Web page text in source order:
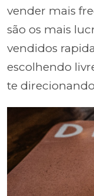
vender mais
são os mais
vendidos
escolhendo
te